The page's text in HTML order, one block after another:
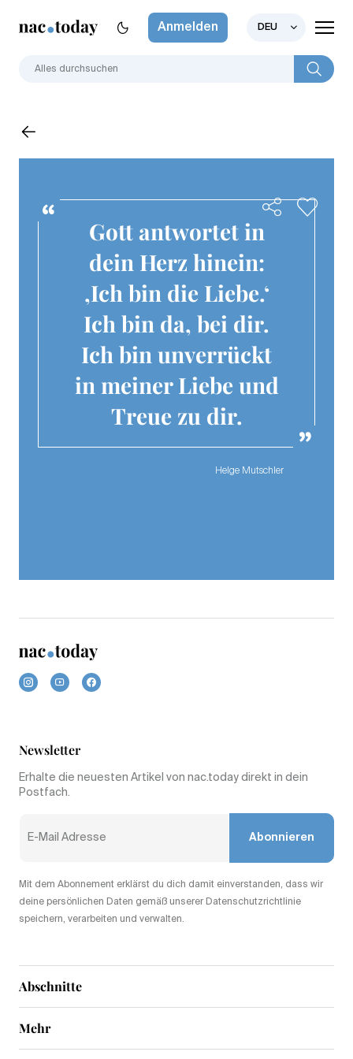
Anmelden DEU
Gott antwortet in
dein Herz hinein:
,Ich bin die Liebe.‘
Ich bin da, bei dir.
Ich bin unverrückt
in meiner Liebe und
Treue zu dir.
Helge Mutschler
Abschnitte
Mehr
Newsletter
Erhalte die neuesten Artikel von nac.today direkt in dein
Postfach.
Abonnieren
Mit dem Abonnement erklärst du dich damit einverstanden, dass wir
deine persönlichen Daten gemäß unserer Datenschutzrichtlinie
speichern, verarbeiten und verwalten.